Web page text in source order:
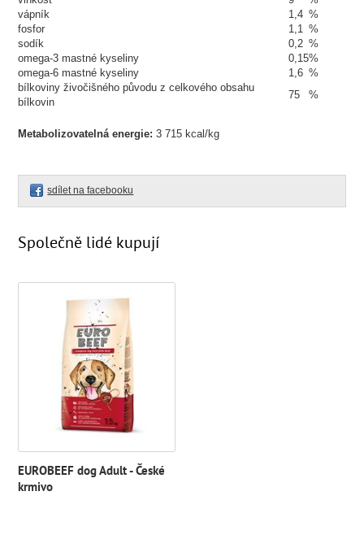
vápník
1,4 %
fosfor
1,1 %
sodík
0,2 %
omega-3 mastné kyseliny
0,15%
omega-6 mastné kyseliny
1,6 %
bílkoviny živočišného původu z celkového obsahu
bílkovin
75 %
Metabolizovatelná energie: 3 715 kcal/kg
sdílet na facebooku
Společně lidé kupují
EUROBEEF dog Adult - České
krmivo